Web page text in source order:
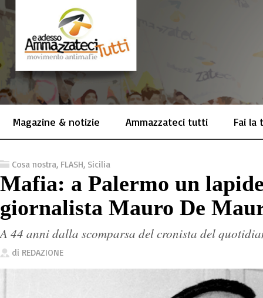
Magazine & notizie Ammazzateci tutti Fai la
Cosa nostra, FLASH, Sicilia
Mafia: a Palermo un
giornalista Mauro De
A 44 anni dalla scomparsa del cronista del
di REDAZIONE